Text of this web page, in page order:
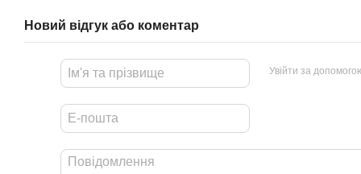
Новий відгук або коментар
Увійти за